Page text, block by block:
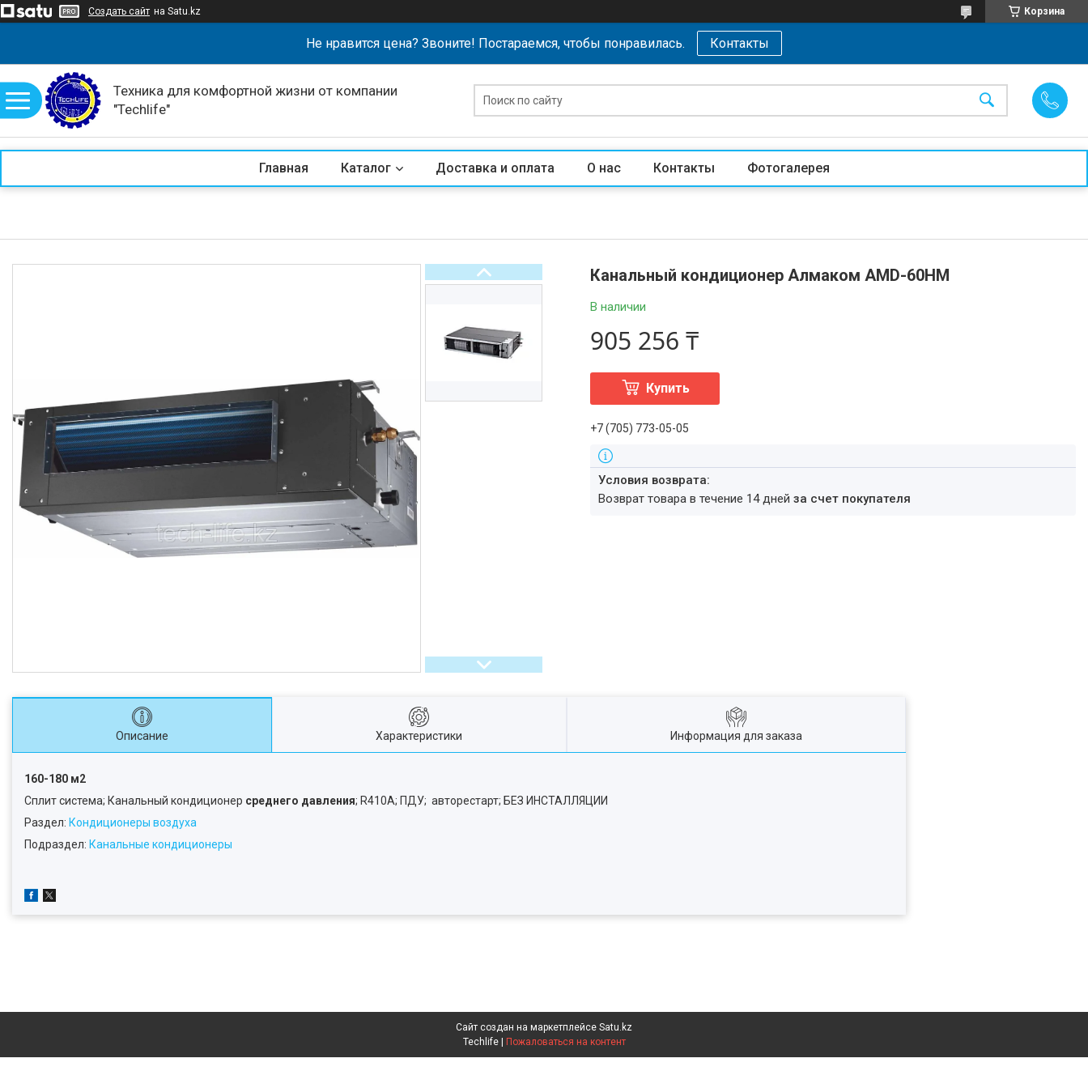
Создать сайт на Satu.kz Корзина
Не нравится цена? Звоните! Постараемся, чтобы понравилась. Контакты
Техника для комфортной жизни от компании
"Techlife"
Главная Каталог Доставка и оплата О нас Контакты Фотогалерея
Канальный кондиционер Алмаком AMD-60HM
В наличии
905 256 ₸
Купить
+7 (705) 773-05-05
возврат товара в течение 14 днейза счет покупателя
Описание Характеристики Информация для заказа
160-180 м2
Сплит система; Канальный кондиционер среднего давления; R410А; ПДУ; авторестарт; БЕЗ ИНСТАЛЛЯЦИИ
Раздел: Кондиционеры воздуха
Подраздел: Канальные кондиционеры
Сайт создан на маркетплейсе Satu.kz
Пожаловаться на контент